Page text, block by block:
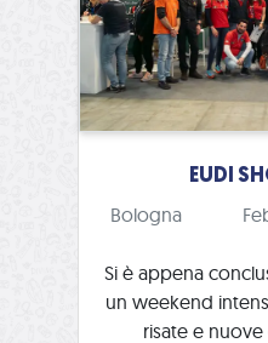
EUDI
Bologna
Si è appena
un weekend
risate e